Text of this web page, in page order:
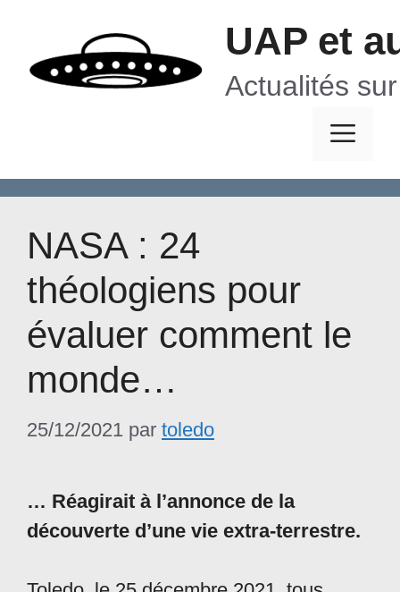
contenu
UAP et
Actualités
NASA : 24
théologiens pour
évaluer comment le
monde…
25/12/2021 par toledo
… Réagirait à l’annonce de la
découverte d’une vie extra-terrestre.